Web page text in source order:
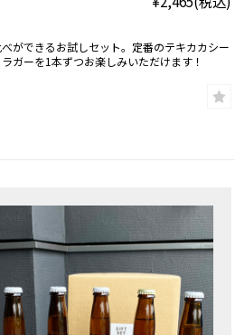
ができるお試しセット。定番のテキカカシー
ガーを1本ずつお楽しみいただけます！